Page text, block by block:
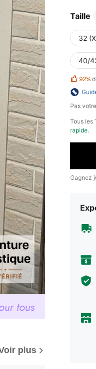
plus
Taille
32
40/
92%
Pas
Tous les
rapide.
Gagnez